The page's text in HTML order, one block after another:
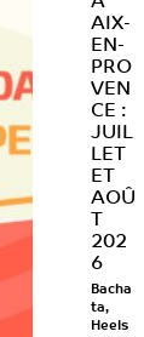
AIX-
EN-
PRO
VEN
CE :
JUIL
LET
ET
AOÛ
T
202
6
Bacha
ta,
Heels